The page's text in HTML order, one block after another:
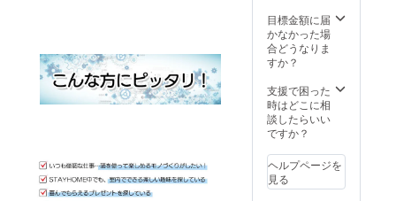
目標金額に届
かなかった場
合どうなりま
すか？
支援で困った
時はどこに相
談したらいい
ですか？
ヘルプページを
見る